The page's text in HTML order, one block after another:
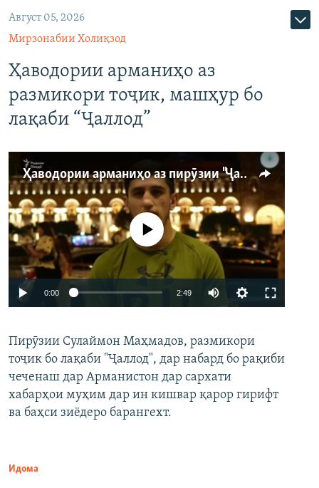
Август 05, 2026
Мирзонабии Холиқзод
Ҳаводории арманиҳо аз
размикори тоҷик, машҳур бо
лақаби “Ҷаллод”
Ҳаводории арманиҳо аз пирӯзии "Ҷаллод"-и тоҷик
Auto 240p 360p 480p
720p 1080p
Феълан кор намекунад
0:00 2:49
360p
480p
Пирӯзии Сулаймон Маҳмадов, размикори
тоҷик бо лақаби "Ҷаллод", дар набард бо рақиби
чеченаш дар Арманистон дар сархати
хабарҳои муҳим дар ин кишвар қарор гирифт
ва баҳси зиёдеро барангехт.
Идома